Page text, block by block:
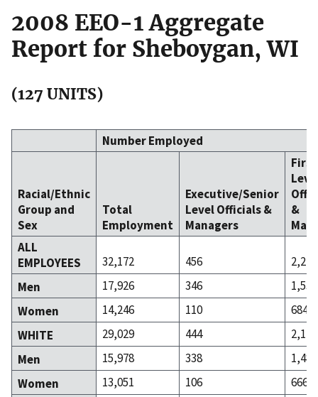
2008 EEO-1 Aggregate
Report for Sheboygan, WI
(127 UNITS)
Number Employed
Racial/Ethnic
Group and
Sex
Total
Employment
Executive/Senior
Level Officials &
Managers
&
ALL
EMPLOYEES
32,172 456
2,217
Men
17,926 346
1,533
Women
14,246 110
684
WHITE
29,029 444
2,146
Men
15,978 338
1,480
Women
13,051 106
666